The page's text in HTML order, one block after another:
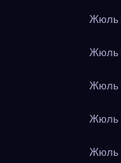
Жюль
Жюль
Жюль
Жюль
Жюль